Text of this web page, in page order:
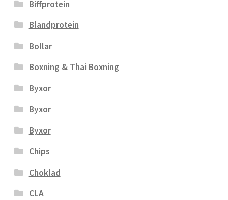
Biffprotein
Blandprotein
Bollar
Boxning & Thai Boxning
Byxor
Byxor
Byxor
Chips
Choklad
CLA